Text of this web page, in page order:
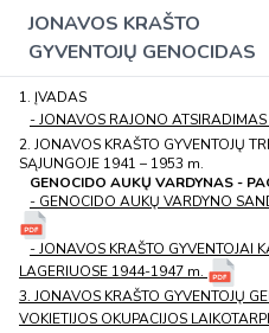
JONAVOS KRAŠTO
GYVENTOJŲ GENOCIDAS
1. ĮVADAS
- JONAVOS RAJONO ATSIRADIMAS
2. JONAVOS KRAŠTO GYVENTOJŲ
SĄJUNGOJE 1941 – 1953 m.
GENOCIDO AUKŲ VARDYNAS -
- GENOCIDO AUKŲ VARDYNO
- JONAVOS KRAŠTO GYVENTOJAI
LAGERIUOSE 1944-1947 m.
3. JONAVOS KRAŠTO GYVENTOJŲ
VOKIETIJOS OKUPACIJOS